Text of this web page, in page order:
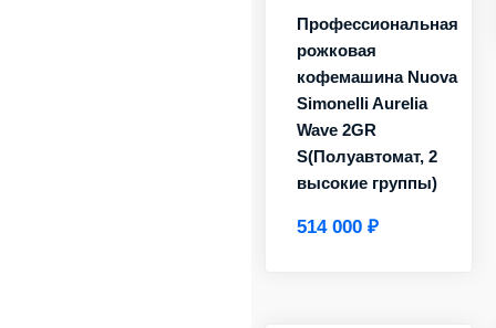
Профессиональная
рожковая
кофемашина Nuova
Simonelli Aurelia
Wave 2GR
S(Полуавтомат, 2
высокие группы)
514 000 ₽